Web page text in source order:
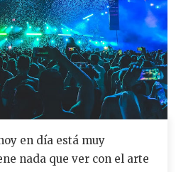
en día está muy
nada que ver con el arte